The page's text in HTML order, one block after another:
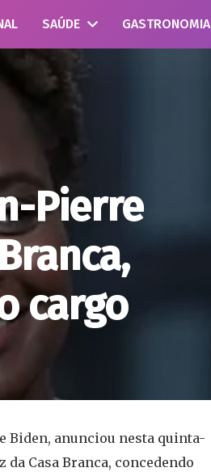
SAÚDE GASTRONOMIA
Pierre
cargo
Biden, anunciou nesta quinta-
Casa Branca, concedendo